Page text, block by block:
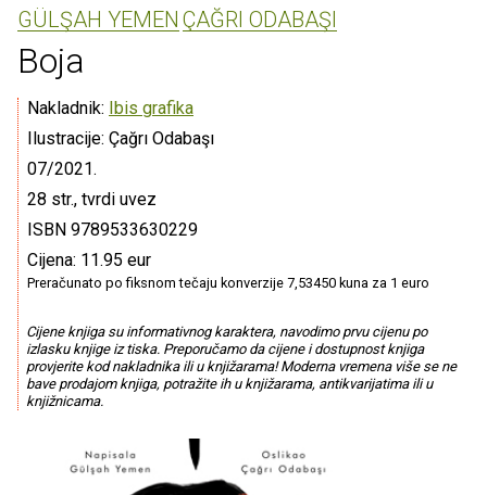
GÜLŞAH YEMEN ÇAĞRI ODABAŞI
Boja
Nakladnik: Ibis grafika
Ilustracije: Çağrı Odabaşı
07/2021.
28 str., tvrdi uvez
ISBN 9789533630229
Cijena: 11.95 eur
Preračunato po fiksnom tečaju konverzije 7,53450 kuna za 1 euro
Cijene knjiga su informativnog karaktera, navodimo prvu cijenu po
izlasku knjige iz tiska. Preporučamo da cijene i dostupnost knjiga
provjerite kod nakladnika ili u knjižarama! Moderna vremena više se ne
bave prodajom knjiga, potražite ih u knjižarama, antikvarijatima ili u
knjižnicama.